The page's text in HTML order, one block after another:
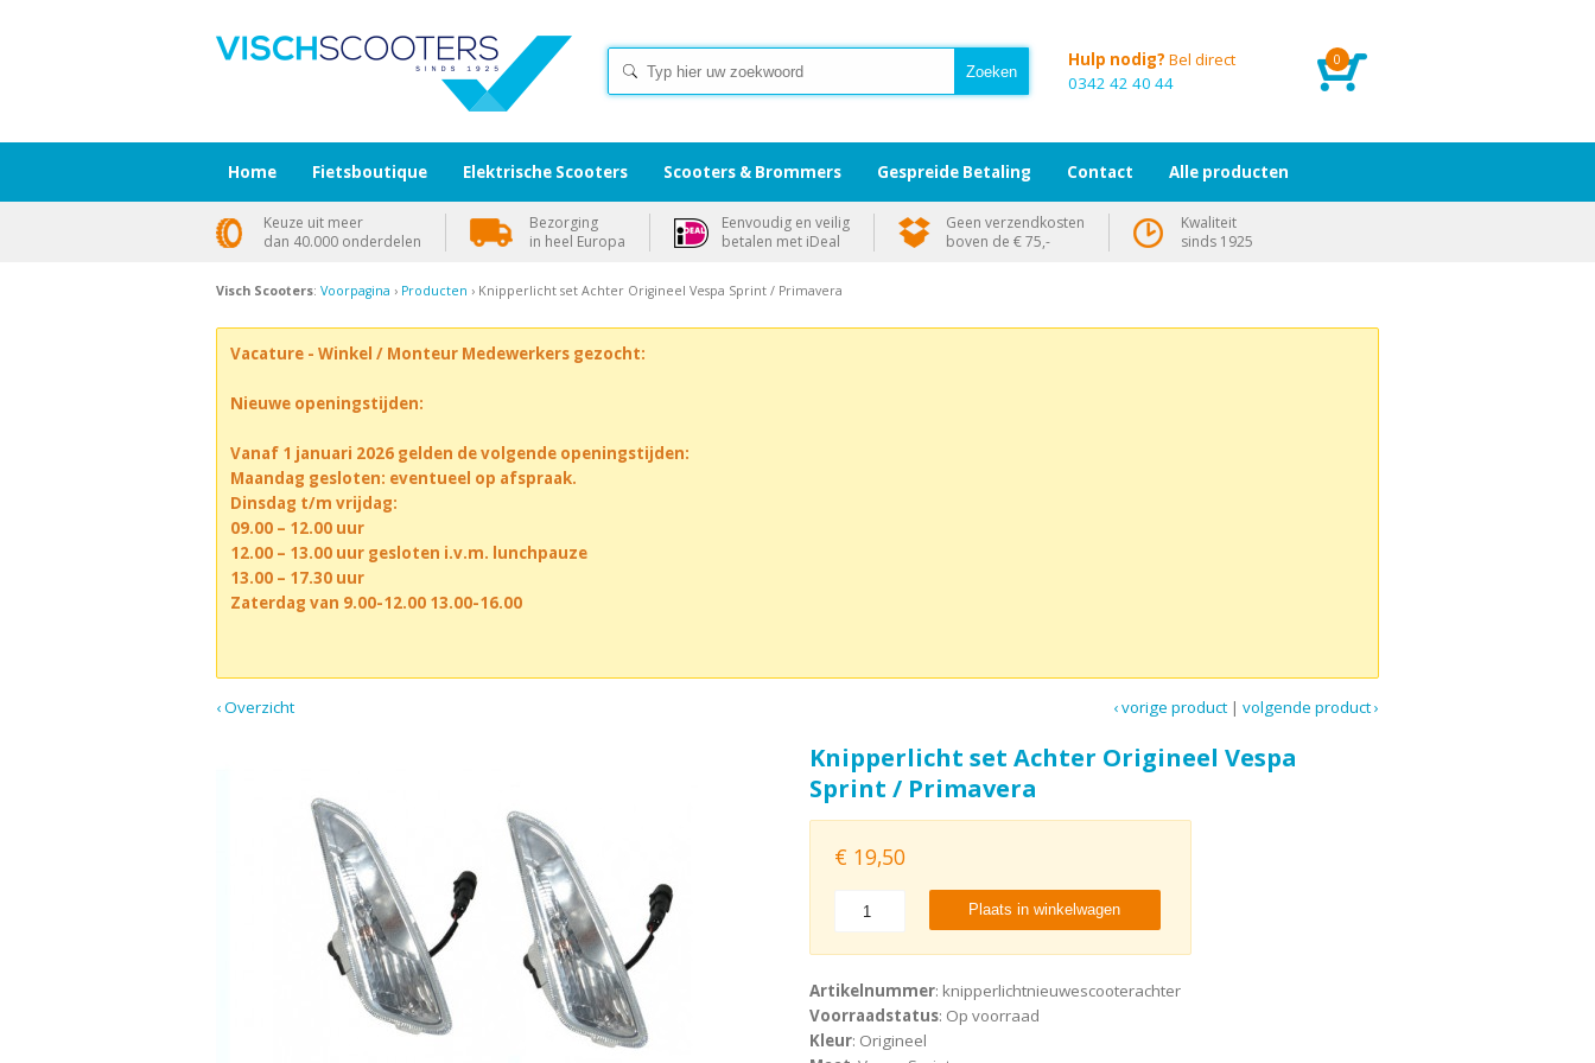
0
Hulp nodig? Bel direct
0342 42 40 44
Visch Scooters: Voorpagina › Producten › Knipperlicht set Achter Origineel Vespa Sprint / Primavera
Vacature - Winkel / Monteur Medewerkers gezocht:
Nieuwe openingstijden:
Vanaf 1 januari 2026 gelden de volgende openingstijden:
Maandag gesloten: eventueel op afspraak.
Dinsdag t/m vrijdag:
09.00 – 12.00 uur
12.00 – 13.00 uur gesloten i.v.m. lunchpauze
13.00 – 17.30 uur
Zaterdag van 9.00-12.00 13.00-16.00
‹ Overzicht volgende product ›
|
‹ vorige product
Knipperlicht set Achter Origineel Vespa
Sprint / Primavera
€ 19,50
Plaats in winkelwagen
Artikelnummer: knipperlichtnieuwescooterachter
Voorraadstatus: Op voorraad
Kleur: Origineel
Home Fietsboutique Elektrische Scooters Scooters & Brommers Gespreide Betaling Contact Alle producten
Keuze uit meer
dan 40.000 onderdelen
Bezorging
in heel Europa
Eenvoudig en veilig
betalen met iDeal
Geen verzendkosten
boven de € 75,-
Kwaliteit
sinds 1925